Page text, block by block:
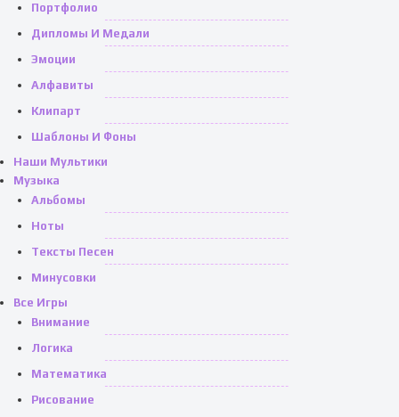
Портфолио
Дипломы И Медали
Эмоции
Алфавиты
Клипарт
Шаблоны И Фоны
Наши Мультики
Музыка
Альбомы
Ноты
Тексты Песен
Минусовки
Все Игры
Внимание
Логика
Математика
Рисование